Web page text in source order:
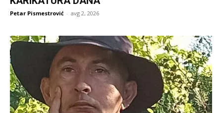
Petar Pismestrović - avg 2, 2026